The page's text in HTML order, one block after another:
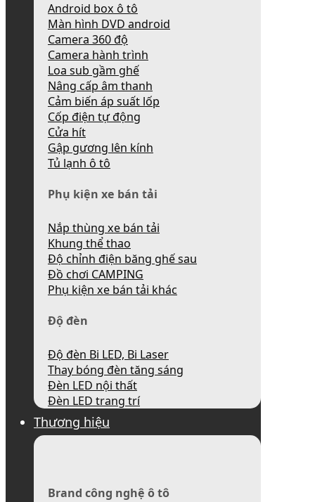
Android box ô tô
Màn hình DVD android
Camera 360 độ
Camera hành trình
Loa sub gầm ghế
Nâng cấp âm thanh
Cảm biến áp suất lốp
Cốp điện tự động
Cửa hít
Gập gương lên kính
Tủ lạnh ô tô
Phụ kiện xe bán tải
Nắp thùng xe bán tải
Khung thể thao
Độ chỉnh điện băng ghế sau
Đồ chơi CAMPING
Phụ kiện xe bán tải khác
Độ đèn
Độ đèn Bi LED, Bi Laser
Thay bóng đèn tăng sáng
Đèn LED nội thất
Đèn LED trang trí
Thương hiệu
Brand công nghệ ô tô